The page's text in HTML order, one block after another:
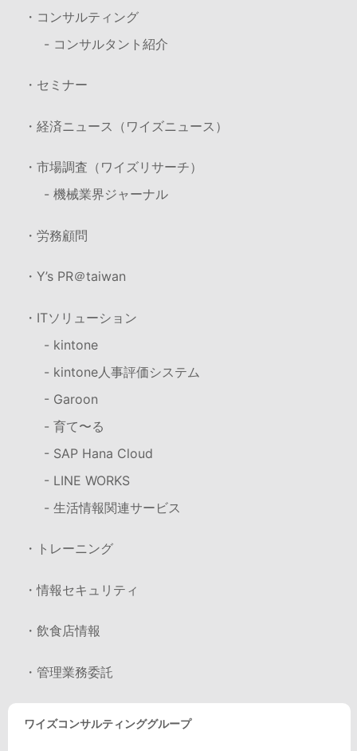
・コンサルティング
- コンサルタント紹介
・セミナー
・経済ニュース（ワイズニュース）
・市場調査（ワイズリサーチ）
- 機械業界ジャーナル
・労務顧問
・Y’s PR＠taiwan
・ITソリューション
- kintone
- kintone人事評価システム
- Garoon
- 育て〜る
- SAP Hana Cloud
- LINE WORKS
- 生活情報関連サービス
・トレーニング
・情報セキュリティ
・飲食店情報
・管理業務委託
ワイズコンサルティンググループ